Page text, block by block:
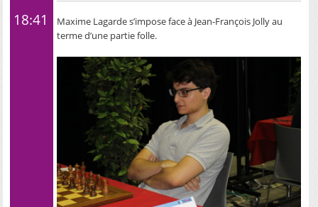
18:41
Maxime Lagarde s’impose face à Jean-François Jolly au
terme d’une partie folle.